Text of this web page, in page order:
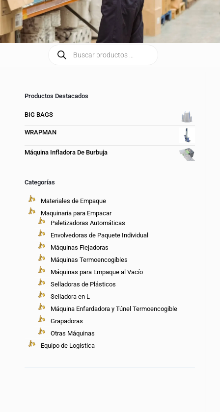
Productos Destacados
BIG BAGS
WRAPMAN
Máquina Infladora De Burbuja
Categorías
Materiales de Empaque
Maquinaria para Empacar
Paletizadoras Automáticas
Envolvedoras de Paquete Individual
Máquinas Flejadoras
Máquinas Termoencogibles
Máquinas para Empaque al Vacío
Selladoras de Plásticos
Selladora en L
Máquina Enfardadora y Túnel Termoencogible
Grapadoras
Otras Máquinas
Equipo de Logística